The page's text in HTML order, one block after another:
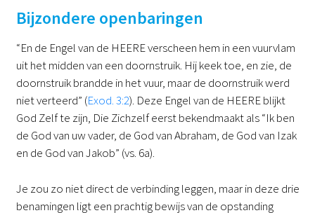
Bijzondere openbaringen
“En de Engel van de HEERE verscheen hem in een vuurvlam
uit het midden van een doornstruik. Hij keek toe, en zie, de
doornstruik brandde in het vuur, maar de doornstruik werd
niet verteerd” (Exod. 3:2). Deze Engel van de HEERE blijkt
God Zelf te zijn, Die Zichzelf eerst bekendmaakt als “Ik ben
de God van uw vader, de God van Abraham, de God van Izak
en de God van Jakob” (vs. 6a).
Je zou zo niet direct de verbinding leggen, maar in deze drie
benamingen ligt een prachtig bewijs van de opstanding